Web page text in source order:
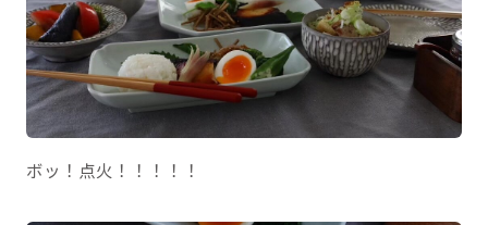
ボッ！点火！！！！！